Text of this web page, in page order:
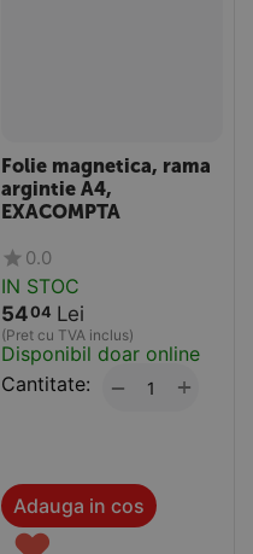
Folie magnetica, rama
argintie A4,
EXACOMPTA
0.0
IN STOC
5404 Lei
(Pret cu TVA inclus)
Disponibil doar online
Cantitate:
+
−
Adauga in cos